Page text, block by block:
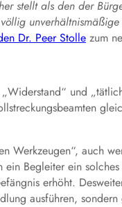
stellt als den der
Dr. Peer Stolle zum
und
Werkzeugen“, auch
Begleiter ein
erhöht.
ausführen,